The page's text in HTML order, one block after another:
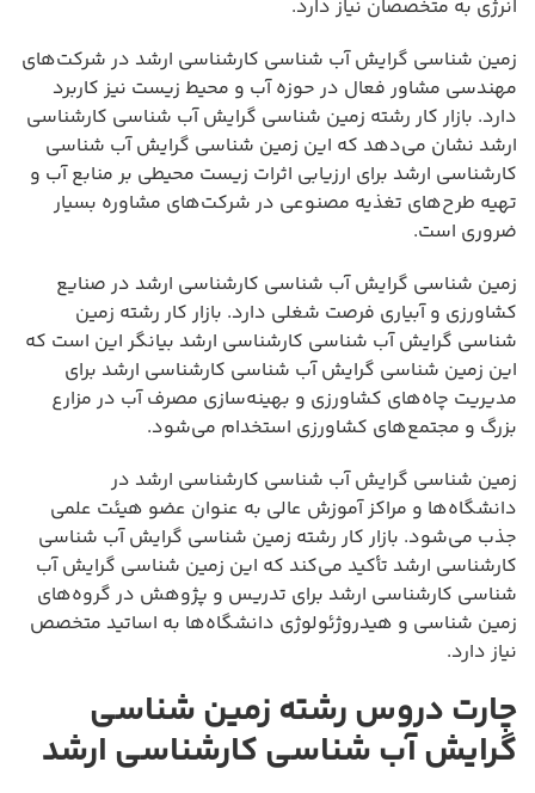
انرژی به متخصصان نیاز دارد.
زمین شناسی گرایش آب شناسی کارشناسی ارشد در شرکت‌های
مهندسی مشاور فعال در حوزه آب و محیط زیست نیز کاربرد
دارد. بازار کار رشته زمین شناسی گرایش آب شناسی کارشناسی
ارشد نشان می‌دهد که این زمین شناسی گرایش آب شناسی
کارشناسی ارشد برای ارزیابی اثرات زیست محیطی بر منابع آب و
تهیه طرح‌های تغذیه مصنوعی در شرکت‌های مشاوره بسیار
ضروری است.
زمین شناسی گرایش آب شناسی کارشناسی ارشد در صنایع
کشاورزی و آبیاری فرصت شغلی دارد. بازار کار رشته زمین
شناسی گرایش آب شناسی کارشناسی ارشد بیانگر این است که
این زمین شناسی گرایش آب شناسی کارشناسی ارشد برای
مدیریت چاه‌های کشاورزی و بهینه‌سازی مصرف آب در مزارع
بزرگ و مجتمع‌های کشاورزی استخدام می‌شود.
زمین شناسی گرایش آب شناسی کارشناسی ارشد در
دانشگاه‌ها و مراکز آموزش عالی به عنوان عضو هیئت علمی
جذب می‌شود. بازار کار رشته زمین شناسی گرایش آب شناسی
کارشناسی ارشد تأکید می‌کند که این زمین شناسی گرایش آب
شناسی کارشناسی ارشد برای تدریس و پژوهش در گروه‌های
زمین شناسی و هیدروژئولوژی دانشگاه‌ها به اساتید متخصص
نیاز دارد.
چارت دروس رشته زمین شناسی
گرایش آب شناسی کارشناسی ارشد